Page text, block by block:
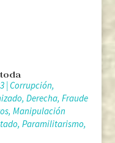
|Corrupción,
, Derecha, Fraude
, Manipulación
, Paramilitarismo,